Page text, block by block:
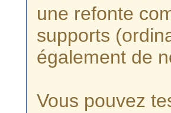
une refonte
supports
également de
Vous pouvez